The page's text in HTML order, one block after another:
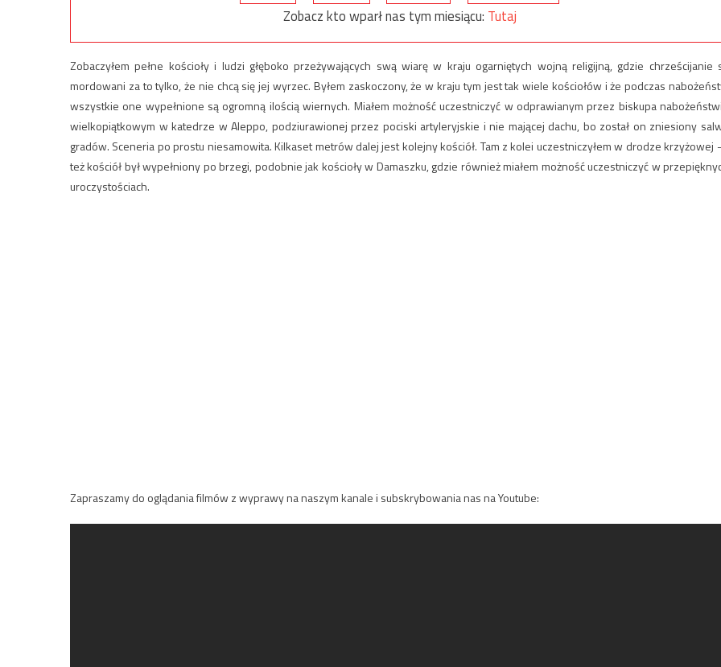
Zobacz kto wparł nas tym miesiącu: Tutaj
Zobaczyłem pełne kościoły i ludzi głęboko przeżywających swą wiarę w kraju ogarniętych wojną religijną, gdzie chrześcijanie
mordowani za to tylko, że nie chcą się jej wyrzec. Byłem zaskoczony, że w kraju tym jest tak wiele kościołów i że podczas
wszystkie one wypełnione są ogromną ilością wiernych. Miałem możność uczestniczyć w odprawianym przez biskupa
wielkopiątkowym w katedrze w Aleppo, podziurawionej przez pociski artyleryjskie i nie mającej dachu, bo został on zniesiony
gradów. Sceneria po prostu niesamowita. Kilkaset metrów dalej jest kolejny kościół. Tam z kolei uczestniczyłem w drodze krzyżowej
też kościół był wypełniony po brzegi, podobnie jak kościoły w Damaszku, gdzie również miałem możność uczestniczyć w
uroczystościach.
Zapraszamy do oglądania filmów z wyprawy na naszym kanale i subskrybowania nas na Youtube: